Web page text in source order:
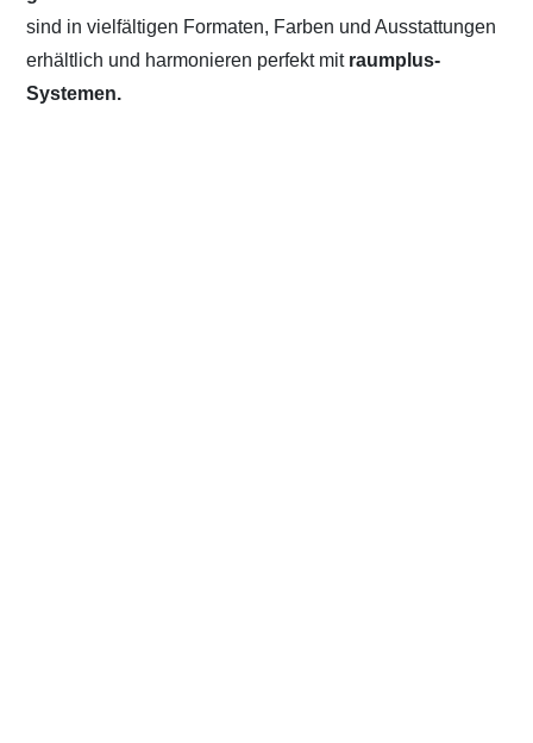
sind in vielfältigen Formaten, Farben und Ausstattungen
erhältlich und harmonieren perfekt mit raumplus-
Systemen.